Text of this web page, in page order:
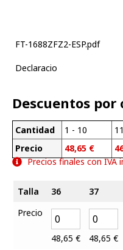
FT-1688ZFZ2-ESP.pdf
Declaracio
Descuentos
Cantidad
Precio
1 - 10
48,65 €
Precios finales con IVA
Talla 36 37
Precio
48,65 € 48,65 €